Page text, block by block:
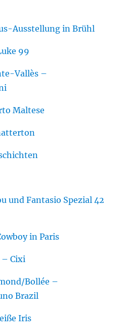
Ausstellung in Brühl
99
Vallès –
Maltese
und Fantasio Spezial 42
in Paris
Cixi
Bollée –
Brazil
Iris